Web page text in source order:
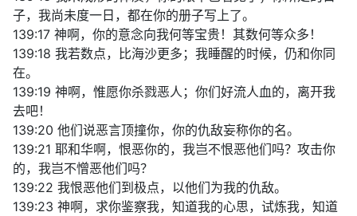
子，我尚未度一日，都在你的册子写上了。
139:17 神啊，你的意念向我何等宝贵！其数何等众多！
139:18 我若数点，比海沙更多；我睡醒的时候，仍和你同
在。
139:19 神啊，惟愿你杀戮恶人；你们好流人血的，离开我
去吧！
139:20 他们说恶言顶撞你，你的仇敌妄称你的名。
139:21 耶和华啊，恨恶你的，我岂不恨恶他们吗？攻击你
的，我岂不憎恶他们吗？
139:22 我恨恶他们到极点，以他们为我的仇敌。
139:23 神啊，求你鉴察我，知道我的心思，试炼我，知道